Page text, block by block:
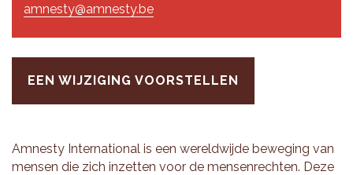
amnesty@amnesty.be
EEN WIJZIGING VOORSTELLEN
Am­ne­sty In­ter­na­ti­o­nal is een we­reld­wij­de be­we­ging van
men­sen die zich in­zet­ten voor de men­sen­rech­ten. Deze